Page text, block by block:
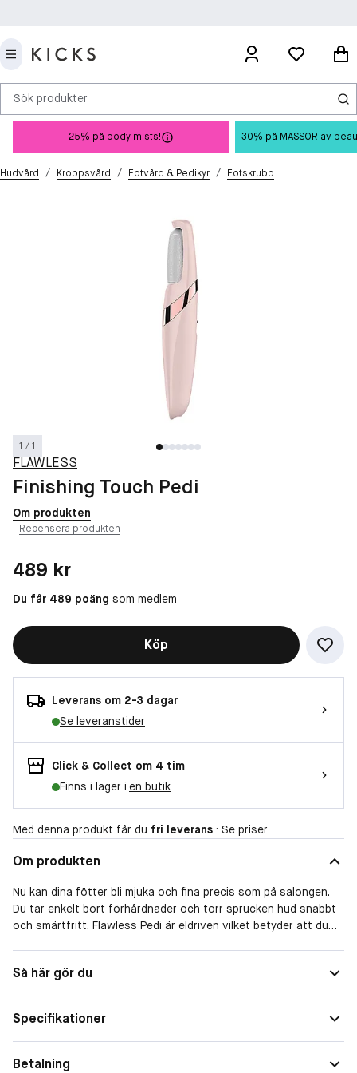
Sök produkter
25% på body mists! 30% på MASSOR av
Hudvård / Kroppsvård / Fotvård & Pedikyr / Fotskrubb
1 / 1
FLAWLESS
Finishing Touch Pedi
Om produkten
Recensera produkten
Pris: 489 kr
489 kr
Du får 489 poäng som medlem
Köp
Leverans om 2-3 dagar
Se leveranstider
Click & Collect om 4 tim
Finns i lager i en butik
Med denna produkt får du fri leverans · Se priser
Om produkten
Nu kan dina fötter bli mjuka och fina precis som på salongen.
Du tar enkelt bort förhårdnader och torr sprucken hud snabbt
och smärtfritt. Flawless Pedi är eldriven vilket betyder att du
snabbare och smidigare.
Tack vare den ergonomiska formen kan du använda den i vilken
vinkel som helst, så det är lätt att komma åt där du behöver.
Så här gör du
Specifikationer
Betalning